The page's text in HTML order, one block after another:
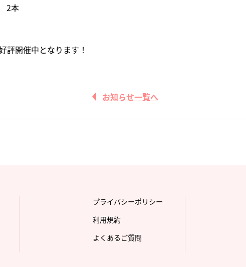
2本
評開催中となります！
お知らせ一覧へ
プライバシーポリシー
利用規約
よくあるご質問